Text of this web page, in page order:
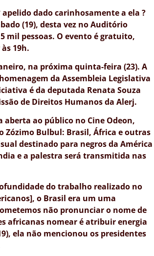
apelido dado carinhosamente a ela ?
(19), desta vez no Auditório
mil pessoas. O evento é gratuito,
19h.
na próxima quinta-feira (23). A
da Assembleia Legislativa
é da deputada Renata Souza
de Direitos Humanos da Alerj.
ao público no Cine Odeon,
Zózimo Bulbul: Brasil, África e outras
destinado para negros da América
e a palestra será transmitida nas
do trabalho realizado no
o Brasil era um uma
não pronunciar o nome de
africanas nomear é atribuir energia
ela não mencionou os presidentes